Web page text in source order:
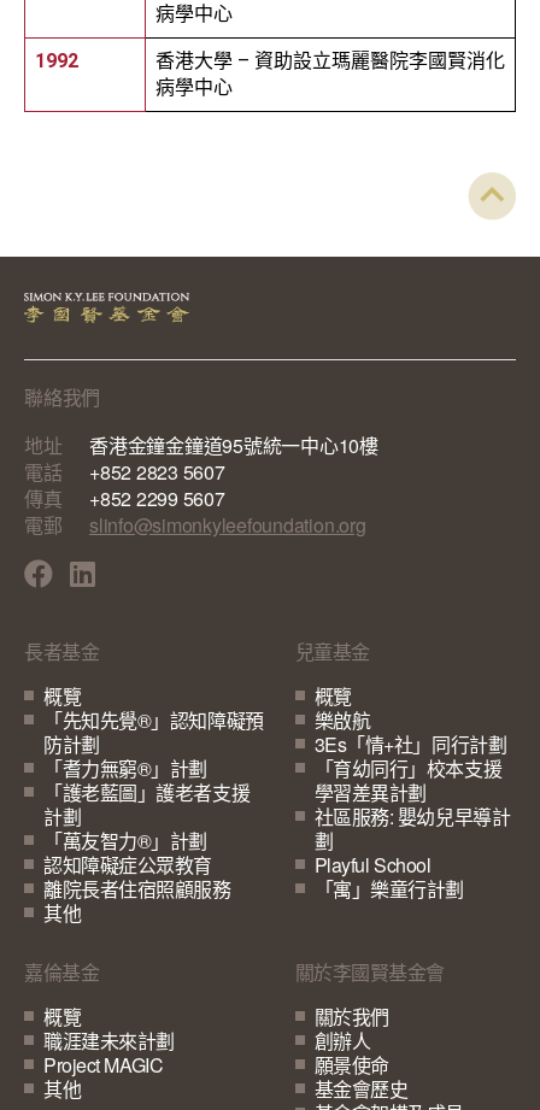
病學中心
1992
香港大學 – 資助設立瑪麗醫院李國賢消化
病學中心
聯絡我們
地址
香港金鐘金鐘道95號統一中心10樓
電話
+852 2823 5607
傳真
+852 2299 5607
電郵
slinfo@simonkyleefoundation.org
長者基金
概覽
「先知先覺®」認知障礙預
防計劃
「耆力無窮®」計劃
「護老藍圖」護老者支援
計劃
「萬友智力®」計劃
認知障礙症公眾教育
離院長者住宿照顧服務
其他
兒童基金
概覽
樂啟航
3Es「情+社」同行計劃
「育幼同行」校本支援
學習差異計劃
社區服務: 嬰幼兒早導計
劃
Playful School
「寓」樂童行計劃
嘉倫基金
概覽
職涯建未來計劃
Project MAGIC
其他
關於李國賢基金會
關於我們
創辦人
願景使命
基金會歷史